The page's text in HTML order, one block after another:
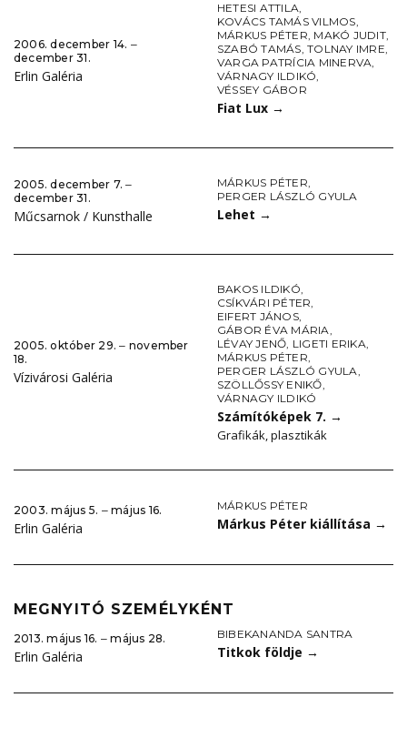
2006. december 14. ‒
december 31.
Erlin Galéria
HETESI ATTILA,
KOVÁCS TAMÁS VILMOS,
MÁRKUS PÉTER, MAKÓ JUDIT,
SZABÓ TAMÁS,TOLNAY IMRE,
VARGA PATRÍCIA MINERVA,
VÁRNAGY ILDIKÓ,
VÉSSEY GÁBOR
Fiat Lux →
2005. december 7. ‒
december 31.
Műcsarnok / Kunsthalle
MÁRKUS PÉTER,
PERGER LÁSZLÓ GYULA
Lehet →
2005. október 29. ‒ november
18.
Vízivárosi Galéria
BAKOS ILDIKÓ,
CSÍKVÁRI PÉTER,
EIFERT JÁNOS,
GÁBOR ÉVA MÁRIA,
LÉVAY JENŐ, LIGETI ERIKA,
MÁRKUS PÉTER,
PERGER LÁSZLÓ GYULA,
SZÖLLŐSSY ENIKŐ,
VÁRNAGY ILDIKÓ
Számítóképek 7. →
Grafikák, plasztikák
2003. május 5. ‒ május 16.
Erlin Galéria
MÁRKUS PÉTER
Márkus Péter kiállítása →
MEGNYITÓ SZEMÉLYKÉNT
2013. május 16. ‒ május 28.
Erlin Galéria
BIBEKANANDA SANTRA
Titkok földje →